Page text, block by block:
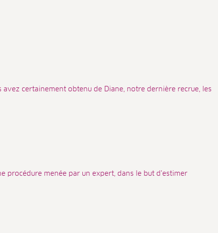
certainement obtenu de Diane, notre dernière recrue, les
procédure menée par un expert, dans le but d'estimer